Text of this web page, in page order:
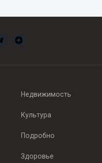
Недвижимость
Культура
Подробно
Здоровье